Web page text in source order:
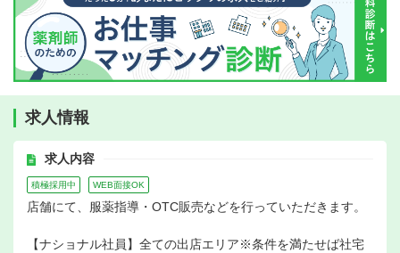
求人情報
求人内容
積極採用中 WEB面接OK
店舗にて、服薬指導・OTC販売などを行っていただきます。
【ナショナル社員】全ての出店エリア※条件を満たせば社宅